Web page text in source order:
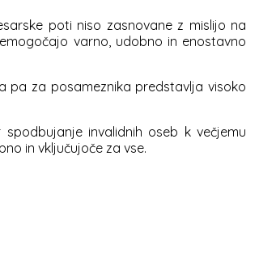
poti niso zasnovane z mislijo na
varno, udobno in enostavno
pa za posameznika predstavlja visoko
invalidnih oseb k večjemu
in vključujoče za vse.